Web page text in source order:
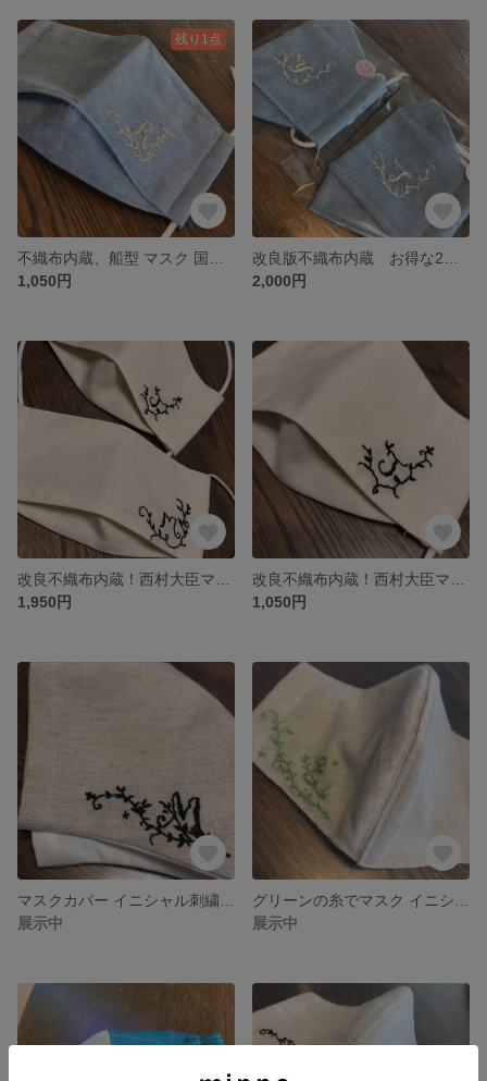
残り1点
1,050円
2,000円
1,950円
1,050円
展示中
展示中